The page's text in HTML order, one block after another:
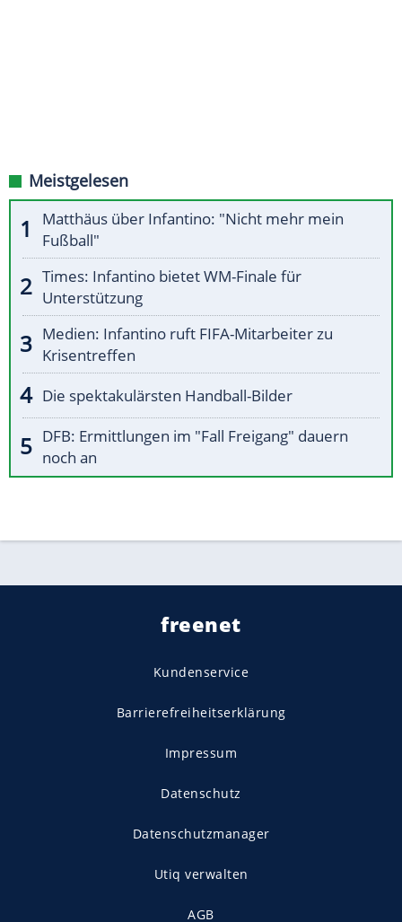
Meistgelesen
Matthäus über Infantino: "Nicht mehr mein
Fußball"
Times: Infantino bietet WM-Finale für
Unterstützung
Medien: Infantino ruft FIFA-Mitarbeiter zu
Krisentreffen
Die spektakulärsten Handball-Bilder
DFB: Ermittlungen im "Fall Freigang" dauern
noch an
freenet
Kundenservice
Barrierefreiheitserklärung
Impressum
Datenschutz
Datenschutzmanager
Utiq verwalten
AGB